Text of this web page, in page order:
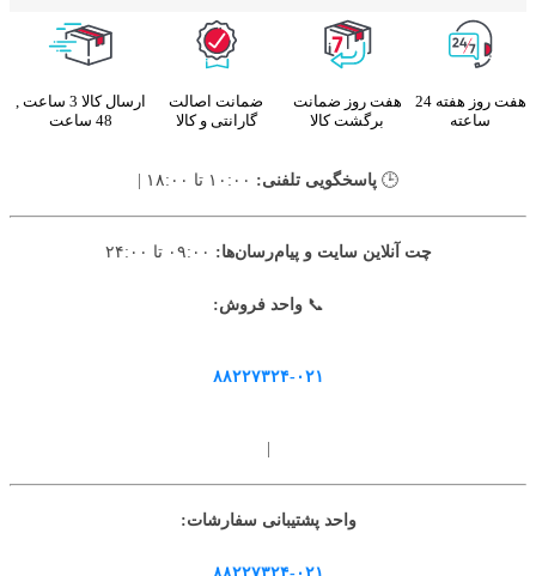
هفت روز هفته 24
ساعته
هفت روز ضمانت
برگشت کالا
ضمانت اصالت
گارانتی و کالا
ارسال کالا 3 ساعت ,
48 ساعت
🕒 پاسخگویی تلفنی:
چت آنلاین سایت و پیام‌رسان‌ها:
📞واحد فروش:
۸۸۲۲۷۳۲۴-۰۲۱
واحد پشتیبانی سفارشات: